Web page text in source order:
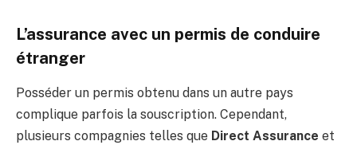
L’assurance avec un permis de conduire
étranger
Posséder un permis obtenu dans un autre pays
complique parfois la souscription. Cependant,
plusieurs compagnies telles que Direct Assurance et